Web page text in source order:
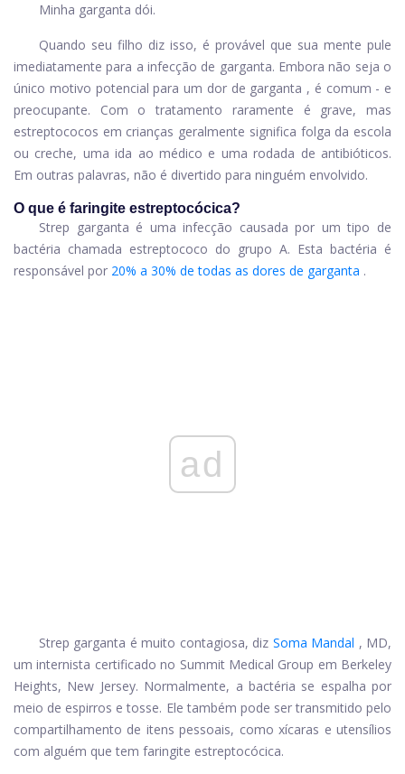
Minha garganta dói.
Quando seu filho diz isso, é provável que sua mente pule
imediatamente para a infecção de garganta. Embora não seja o
único motivo potencial para um dor de garganta , é comum - e
preocupante. Com o tratamento raramente é grave, mas
estreptococos em crianças geralmente significa folga da escola
ou creche, uma ida ao médico e uma rodada de antibióticos.
Em outras palavras, não é divertido para ninguém envolvido.
O que é faringite estreptocócica?
Strep garganta é uma infecção causada por um tipo de
bactéria chamada estreptococo do grupo A. Esta bactéria é
responsável por 20% a 30% de todas as dores de garganta .
ad
Strep garganta é muito contagiosa, diz Soma Mandal , MD,
um internista certificado no Summit Medical Group em Berkeley
Heights, New Jersey. Normalmente, a bactéria se espalha por
meio de espirros e tosse. Ele também pode ser transmitido pelo
compartilhamento de itens pessoais, como xícaras e utensílios
com alguém que tem faringite estreptocócica.